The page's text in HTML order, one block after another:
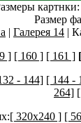
Размер
| Галерея 14 |
] [ 160 ] [ 161 ]
- 144] [ 144 -
264]
[ 320x240 ] [